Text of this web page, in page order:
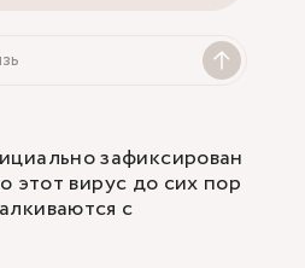
зафиксирован
этот вирус до сих пор
с